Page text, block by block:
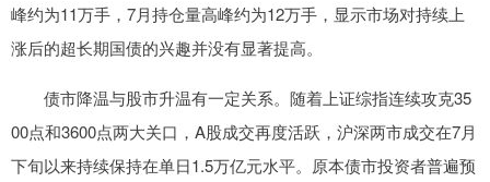
峰约为11万手，7月持仓量高峰约为12万手，显示市场对持续上
涨后的超长期国债的兴趣并没有显著提高。
债市降温与股市升温有一定关系。随着上证综指连续攻克35
00点和3600点两大关口，A股成交再度活跃，沪深两市成交在7月
下旬以来持续保持在单日1.5万亿元水平。原本债市投资者普遍预